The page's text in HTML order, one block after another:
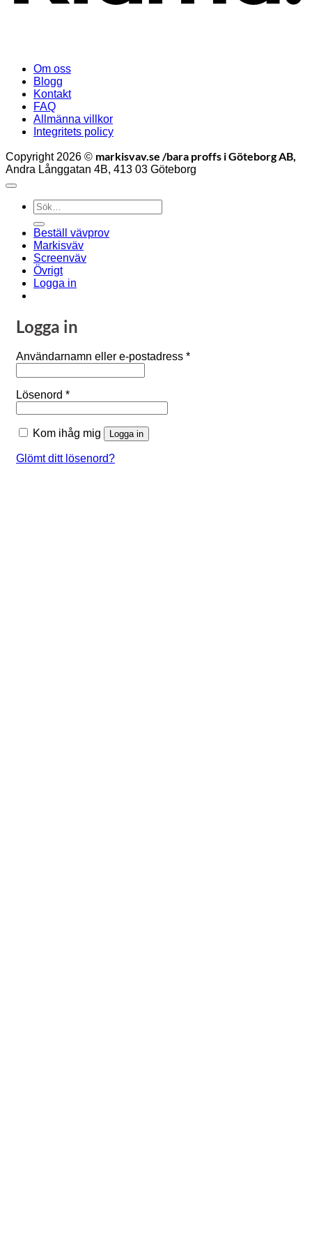
Om oss
Blogg
Kontakt
FAQ
Allmänna villkor
Integritets policy
Copyright 2026 © markisvav.se /bara proffs i Göteborg AB,
Andra Långgatan 4B, 413 03 Göteborg
Sök
efter:
Beställ vävprov
Markisväv
Screenväv
Övrigt
Logga in
Logga in
Användarnamn eller e-postadress *Obligatoriskt
Lösenord *Obligatoriskt
Kom ihåg mig Logga in
Glömt ditt lösenord?